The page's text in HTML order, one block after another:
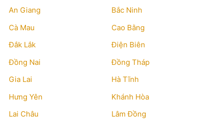
An Giang
Bắc Ninh
Cà Mau
Cao Bằng
Đắk Lắk
Điện Biên
Đồng Nai
Đồng Tháp
Gia Lai
Hà Tĩnh
Hưng Yên
Khánh Hòa
Lai Châu
Lâm Đồng